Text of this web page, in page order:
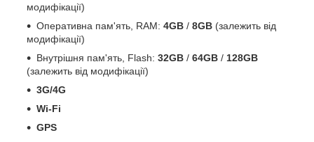
модифікації)
Оперативна пам'ять, RAM: 4GB / 8GB (залежить від
модифікації)
Внутрішня пам'ять, Flash: 32GB / 64GB / 128GB
(залежить від модифікації)
3G/4G
Wi-Fi
GPS